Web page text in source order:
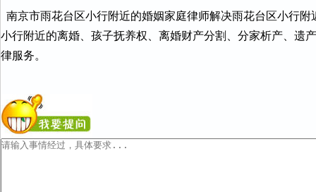
南京市雨花台区小行附近的婚姻家庭律师解决雨花台区小行
小行附近的离婚、孩子抚养权、离婚财产分割、分家析产、遗
律服务。